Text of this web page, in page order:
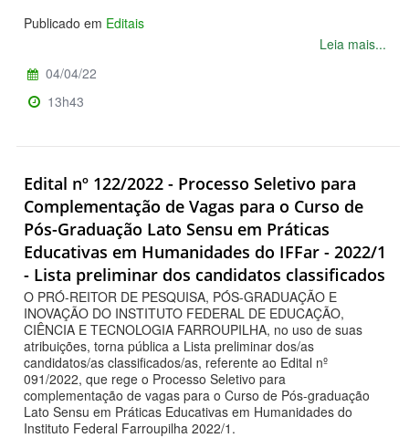
Publicado em Editais
Leia mais...
04/04/22
13h43
Edital nº 122/2022 - Processo Seletivo para
Complementação de Vagas para o Curso de
Pós-Graduação Lato Sensu em Práticas
Educativas em Humanidades do IFFar - 2022/1
- Lista preliminar dos candidatos classificados
O PRÓ-REITOR DE PESQUISA, PÓS-GRADUAÇÃO E
INOVAÇÃO DO INSTITUTO FEDERAL DE EDUCAÇÃO,
CIÊNCIA E TECNOLOGIA FARROUPILHA, no uso de suas
atribuições, torna pública a Lista preliminar dos/as
candidatos/as classificados/as, referente ao Edital nº
091/2022, que rege o Processo Seletivo para
complementação de vagas para o Curso de Pós-graduação
Lato Sensu em Práticas Educativas em Humanidades do
Instituto Federal Farroupilha 2022/1.